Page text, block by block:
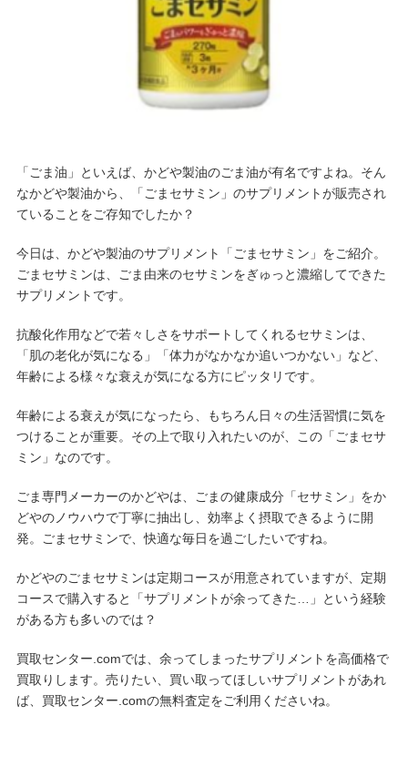
「ごま油」といえば、かどや製油のごま油が有名ですよね。そん
なかどや製油から、「ごまセサミン」のサプリメントが販売され
ていることをご存知でしたか？
今日は、かどや製油のサプリメント「ごまセサミン」をご紹介。
ごまセサミンは、ごま由来のセサミンをぎゅっと濃縮してできた
サプリメントです。
抗酸化作用などで若々しさをサポートしてくれるセサミンは、
「肌の老化が気になる」「体力がなかなか追いつかない」など、
年齢による様々な衰えが気になる方にピッタリです。
年齢による衰えが気になったら、もちろん日々の生活習慣に気を
つけることが重要。その上で取り入れたいのが、この「ごまセサ
ミン」なのです。
ごま専門メーカーのかどやは、ごまの健康成分「セサミン」をか
どやのノウハウで丁寧に抽出し、効率よく摂取できるように開
発。ごまセサミンで、快適な毎日を過ごしたいですね。
かどやのごまセサミンは定期コースが用意されていますが、定期
コースで購入すると「サプリメントが余ってきた…」という経験
がある方も多いのでは？
買取センター.comでは、余ってしまったサプリメントを高価格で
買取りします。売りたい、買い取ってほしいサプリメントがあれ
ば、買取センター.comの無料査定をご利用くださいね。